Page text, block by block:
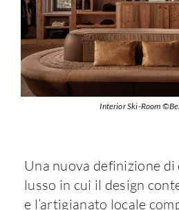
Interior Ski-Room
Una nuova definizione
lusso in cui il design
e l’artigianato locale